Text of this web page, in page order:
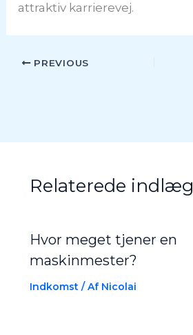
attraktiv karrierevej.
PREVIOUS
Relaterede indlæg
Hvor meget tjener en
maskinmester?
Indkomst/ Af Nicolai